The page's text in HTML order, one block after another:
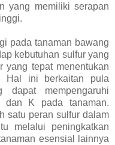
yang memiliki serapan
pada tanaman bawang
kebutuhan sulfur yang
yang tepat menentukan
Hal ini berkaitan pula
dapat mempengaruhi
K pada tanaman.
satu peran sulfur dalam
melalui peningkatkan
esensial lainnya